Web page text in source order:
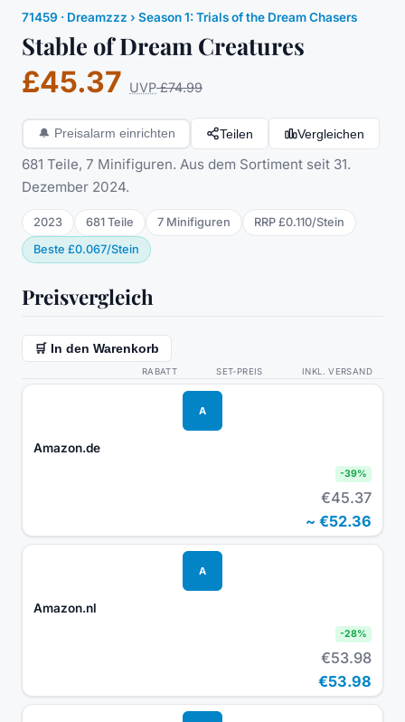
71459 · Dreamzzz › Season 1: Trials of the Dream Chasers
Stable of Dream Creatures
£45.37 UVP £74.99
🔔 Preisalarm einrichten Teilen Vergleichen
681 Teile, 7 Minifiguren. Aus dem Sortiment seit 31.
Dezember 2024.
2023 681 Teile 7 Minifiguren RRP £0.110/Stein
Beste £0.067/Stein
Preisvergleich
🛒 In den Warenkorb
RABATT SET-PREIS INKL. VERSAND
A
Amazon.de
-39%
€45.37
~ €52.36
A
Amazon.nl
-28%
€53.98
€53.98